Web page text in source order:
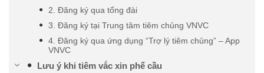
2. Đăng ký qua tổng đài
3. Đăng ký tại Trung tâm tiêm chủng VNVC
4. Đăng ký qua ứng dụng “Trợ lý tiêm chủng” – App
VNVC
Lưu ý khi tiêm vắc xin phế cầu